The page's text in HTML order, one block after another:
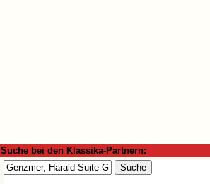
Suche bei den Klassika-Partnern: